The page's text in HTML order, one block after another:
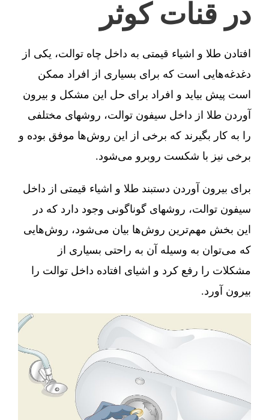
در قنات کوثر
افتادن طلا و اشیاء قیمتی به داخل چاه توالت، یکی از
دغدغه‌هایی است که برای بسیاری از افراد ممکن
است پیش بیاید و افراد برای حل این مشکل و بیرون
آوردن طلا از داخل سیفون توالت، روشهای مختلفی
را به کار بگیرند که برخی از این روش‌ها موفق بوده و
برخی نیز با شکست روبرو می‌شود.
برای بیرون آوردن دستبند طلا و اشیاء قیمتی از داخل
سیفون توالت، روشهای گوناگونی وجود دارد که در
این بخش مهم‌ترین روش‌ها بیان می‌شود، روش‌هایی
که می‌توان به وسیله آن به راحتی بسیاری از
مشکلات را رفع کرد و اشیای افتاده داخل توالت را
بیرون آورد.